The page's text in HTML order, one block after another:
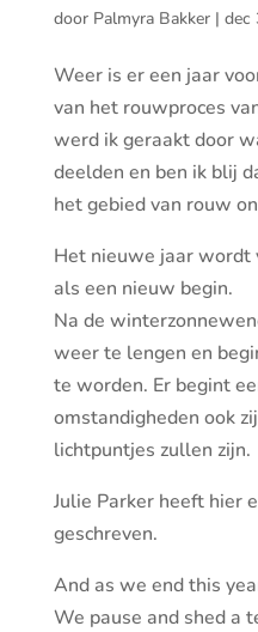
door Palmyra Bakker| dec
Weer is er een jaar
van het rouwproces
werd ik geraakt door
deelden en ben ik blij
het gebied van rouw
Het nieuwe jaar wordt
als een nieuw begin.
Na de
weer te lengen en
te worden. Er begint
omstandigheden ook
lichtpuntjes zullen zijn.
Julie Parker heeft hier
geschreven.
And as we end this
We pause and shed a